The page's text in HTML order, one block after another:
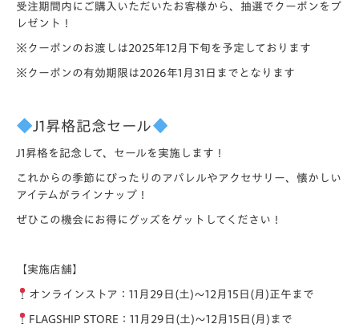
受注期間内にご購入いただいたお客様から、抽選でクーポンをプ
レゼント！
※クーポンのお渡しは2025年12月下旬を予定しております
※クーポンの有効期限は2026年1月31日までとなります
J1 昇格記念セール
J1昇格を記念して、セールを実施します！
これからの季節にぴったりのアパレルやアクセサリー、懐かしい
アイテムがラインナップ！
ぜひこの機会にお得にグッズをゲットしてください！
【実施店舗】
オンラインストア：11月29日(土)～12月15日(月)正午まで
FLAGSHIP STORE：11月29日(土)～12月15日(月)まで